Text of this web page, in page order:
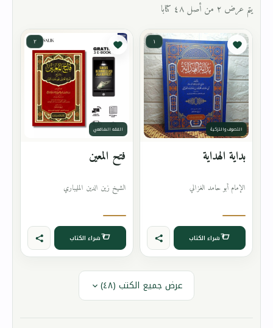
يتم عرض ٢ من أصل ٤٨ كتابا
١
التصوف والتزكية
بداية الهداية
الإمام أبو حامد الغزالي
شراء الكتاب
٢
الفقه الشافعي
فتح المعين
الشيخ زين الدين المليباري
شراء الكتاب
عرض جميع الكتب (٤٨)